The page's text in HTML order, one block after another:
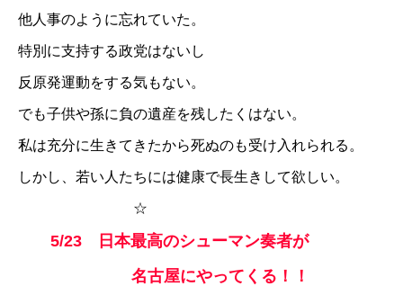
他人事のように忘れていた。
特別に支持する政党はないし
反原発運動をする気もない。
でも子供や孫に負の遺産を残したくはない。
私は充分に生きてきたから死ぬのも受け入れられる。
しかし、若い人たちには健康で長生きして欲しい。
☆
5/23 日本最高のシューマン奏者が
名古屋にやってくる！！